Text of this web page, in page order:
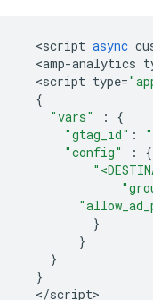
<script async
<amp-analytics
<script type=
{
"vars"
:
{
"gtag_id" :
"config"
:
{
}
}
}
}
</script